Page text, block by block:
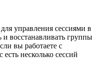
управления сессиями в
и восстанавливать группы
вы работаете с
несколько сессий